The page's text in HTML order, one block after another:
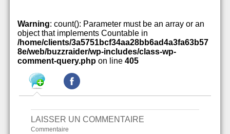
Warning: count(): Parameter must be an array or an
object that implements Countable in
/home/clients/3a5751bcf34aa28bb6ad4a3fa63b57
8e/web/buzzraider/wp-includes/class-wp-
comment-query.php on line 405
LAISSER UN COMMENTAIRE
Commentaire